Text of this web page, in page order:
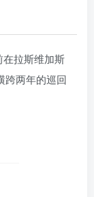
拉斯维加斯
跨两年的巡回